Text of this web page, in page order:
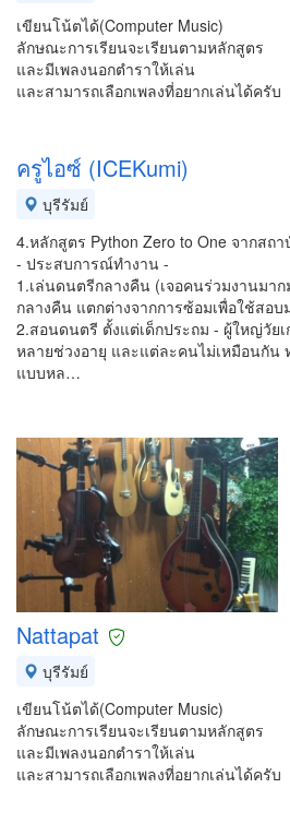
เขียนโน้ตได้(Computer Music)
ลักษณะการเรียนจะเรียนตามหลักสูตร
และมีเพลงนอกตำราให้เล่น
และสามารถเลือกเพลงที่อยากเล่นได้ครับ
ครูไอซ์ (ICEKumi)
บุรีรัมย์
4.หลักสูตร Python Zero to One จากสถา
- ประสบการณ์ทำงาน -
1.เล่นดนตรีกลางคืน (เจอคนร่วมงานมา
กลางคืน แตกต่างจากการซ้อมเพื่อใช้สอบ
2.สอนดนตรี ตั้งแต่เด็กประถม - ผู้ใหญ่วัย
หลายช่วงอายุ และแต่ละคนไม่เหมือนกัน
แบบหล…
Nattapat
บุรีรัมย์
เขียนโน้ตได้(Computer Music)
ลักษณะการเรียนจะเรียนตามหลักสูตร
และมีเพลงนอกตำราให้เล่น
และสามารถเลือกเพลงที่อยากเล่นได้ครับ